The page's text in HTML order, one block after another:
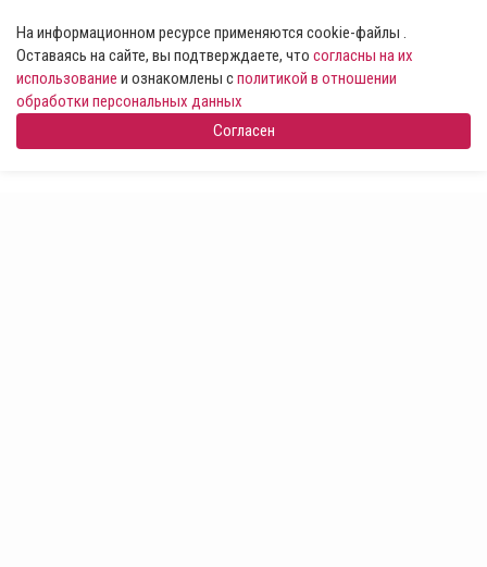
На информационном ресурсе применяются cookie-файлы .
Оставаясь на сайте, вы подтверждаете, что согласны на их
использование и ознакомлены сполитикой в отношении
обработки персональных данных
Согласен